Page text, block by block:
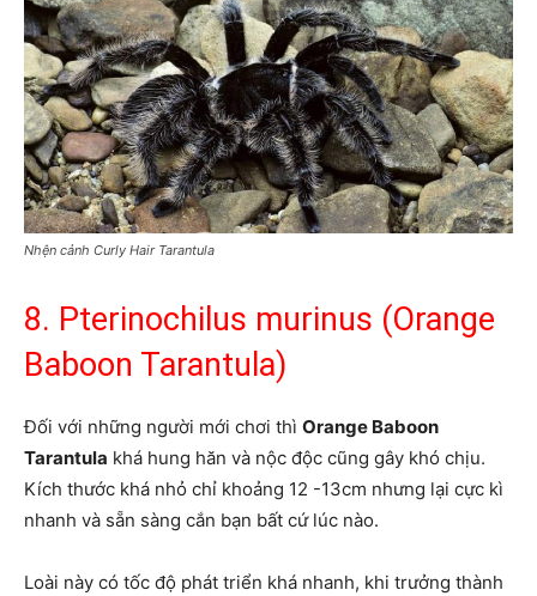
Nhện cảnh Curly Hair Tarantula
8. Pterinochilus murinus (Orange
Baboon Tarantula)
Đối với những người mới chơi thì Orange Baboon
Tarantula khá hung hăn và nộc độc cũng gây khó chịu.
Kích thước khá nhỏ chỉ khoảng 12 -13cm nhưng lại cực kì
nhanh và sẵn sàng cắn bạn bất cứ lúc nào.
Loài này có tốc độ phát triển khá nhanh, khi trưởng thành